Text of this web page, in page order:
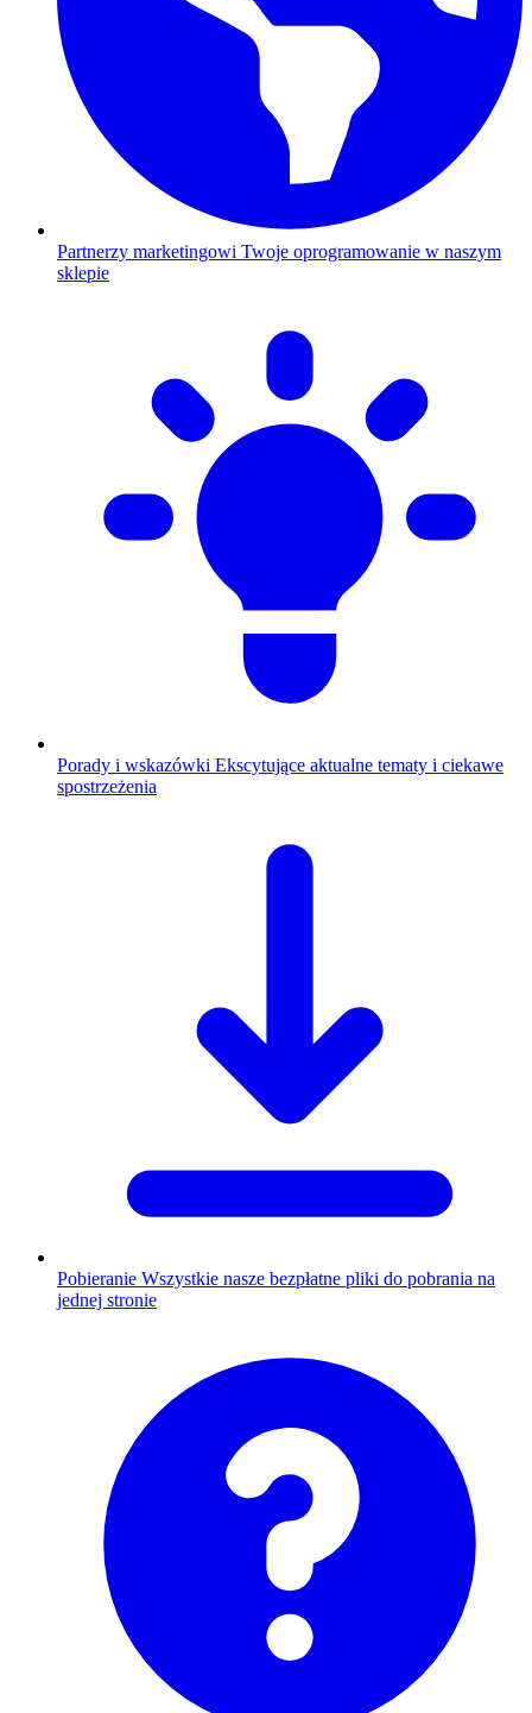
Partnerzy marketingowi Twoje oprogramowanie w naszym
sklepie
Porady i wskazówki Ekscytujące aktualne tematy i ciekawe
spostrzeżenia
Pobieranie Wszystkie nasze bezpłatne pliki do pobrania na
jednej stronie